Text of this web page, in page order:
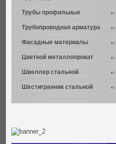
Трубы профильные
Трубопроводная арматура
Фасадные материалы
Цветной металлопрокат
Швеллер стальной
Шестигранник стальной